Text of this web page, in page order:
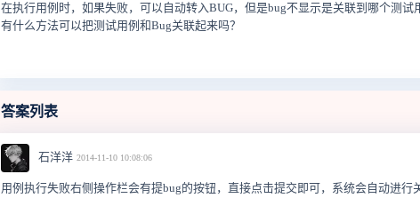
在执行用例时，如果失败，可以自动转入BUG，但是bug不显示是关联到哪个测试
有什么方法可以把测试用例和Bug关联起来吗？
答案列表
石洋洋 2014-11-10 10:08:06
用例执行失败右侧操作栏会有提bug的按钮，直接点击提交即可，系统会自动进